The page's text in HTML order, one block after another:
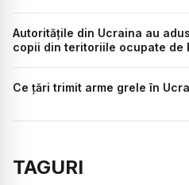
Autoritățile din Ucraina au
copii din teritoriile ocupate de
Ce țări trimit arme grele în
TAGURI